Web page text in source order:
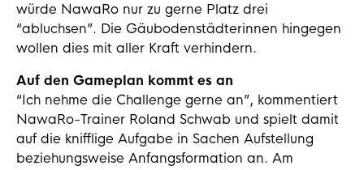
würde NawaRo nur zu gerne Platz drei
“abluchsen”. Die Gäubodenstädterinnen hingegen
wollen dies mit aller Kraft verhindern.
Auf den Gameplan kommt es an
“Ich nehme die Challenge gerne an”, kommentiert
NawaRo-Trainer Roland Schwab und spielt damit
auf die knifflige Aufgabe in Sachen Aufstellung
beziehungsweise Anfangsformation an. Am